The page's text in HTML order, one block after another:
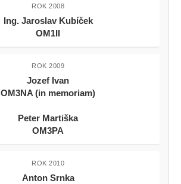
ROK 2008
Ing. Jaroslav Kubíček
OM1II
ROK 2009
Jozef Ivan
OM3NA (in memoriam)
Peter Martiška
OM3PA
ROK 2010
Anton Srnka